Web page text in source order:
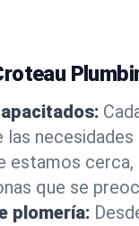
estamos
que se
plomería: